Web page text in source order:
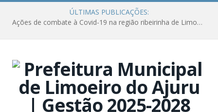
ÚLTIMAS PUBLICAÇÕES:
Ações de combate à Covid-19 na região ribeirinha de Limoeiro do Ajuru continuam